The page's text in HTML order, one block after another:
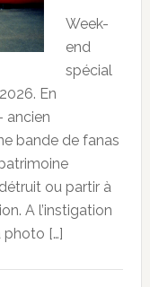
Week-
end
spécial
En
ancien
bande de fanas
ou partir à
A l’instigation
photo […]